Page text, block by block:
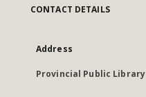
CONTACT DETAILS
Address
Provincial Public Library